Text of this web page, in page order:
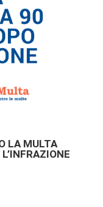
LA MULTA